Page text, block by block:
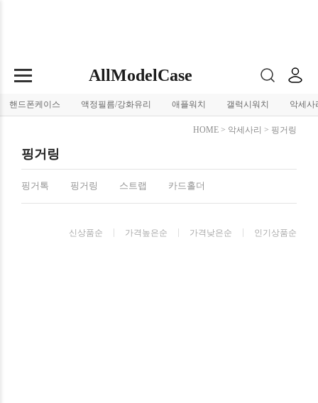
AllModelCase
핸드폰케이스 액정필름/강화유리 애플워치 갤럭시워치 악세사
HOME > 악세사리 > 핑거링
핑거링
핑거톡 핑거링 스트랩 카드홀더
신상품순 가격높은순 가격낮은순 인기상품순